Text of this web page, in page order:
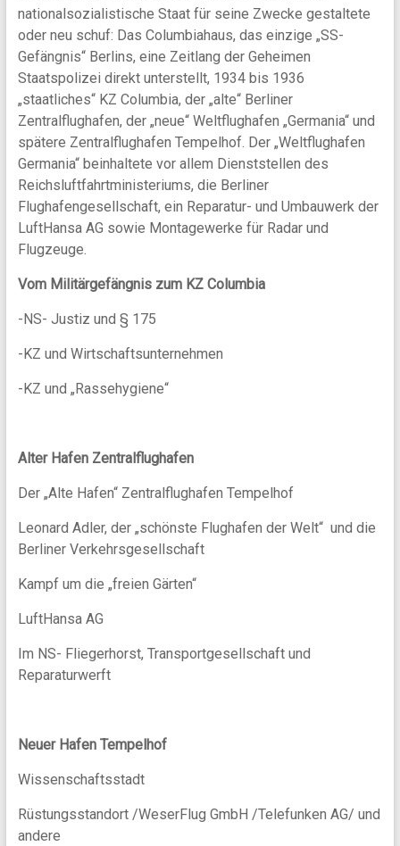
nationalsozialistische Staat für seine Zwecke gestaltete
oder neu schuf: Das Columbiahaus, das einzige „SS-
Gefängnis“ Berlins, eine Zeitlang der Geheimen
Staatspolizei direkt unterstellt, 1934 bis 1936
„staatliches“ KZ Columbia, der „alte“ Berliner
Zentralflughafen, der „neue“ Weltflughafen „Germania“ und
spätere Zentralflughafen Tempelhof. Der „Weltflughafen
Germania“ beinhaltete vor allem Dienststellen des
Reichsluftfahrtministeriums, die Berliner
Flughafengesellschaft, ein Reparatur- und Umbauwerk der
LuftHansa AG sowie Montagewerke für Radar und
Flugzeuge.
Vom Militärgefängnis zum KZ Columbia
-NS- Justiz und § 175
-KZ und Wirtschaftsunternehmen
-KZ und „Rassehygiene“
Alter Hafen Zentralflughafen
Der „Alte Hafen“ Zentralflughafen Tempelhof
Leonard Adler, der „schönste Flughafen der Welt“ und die
Berliner Verkehrsgesellschaft
Kampf um die „freien Gärten“
LuftHansa AG
Im NS- Fliegerhorst, Transportgesellschaft und
Reparaturwerft
Neuer Hafen Tempelhof
Wissenschaftsstadt
Rüstungsstandort /WeserFlug GmbH /Telefunken AG/ und
andere